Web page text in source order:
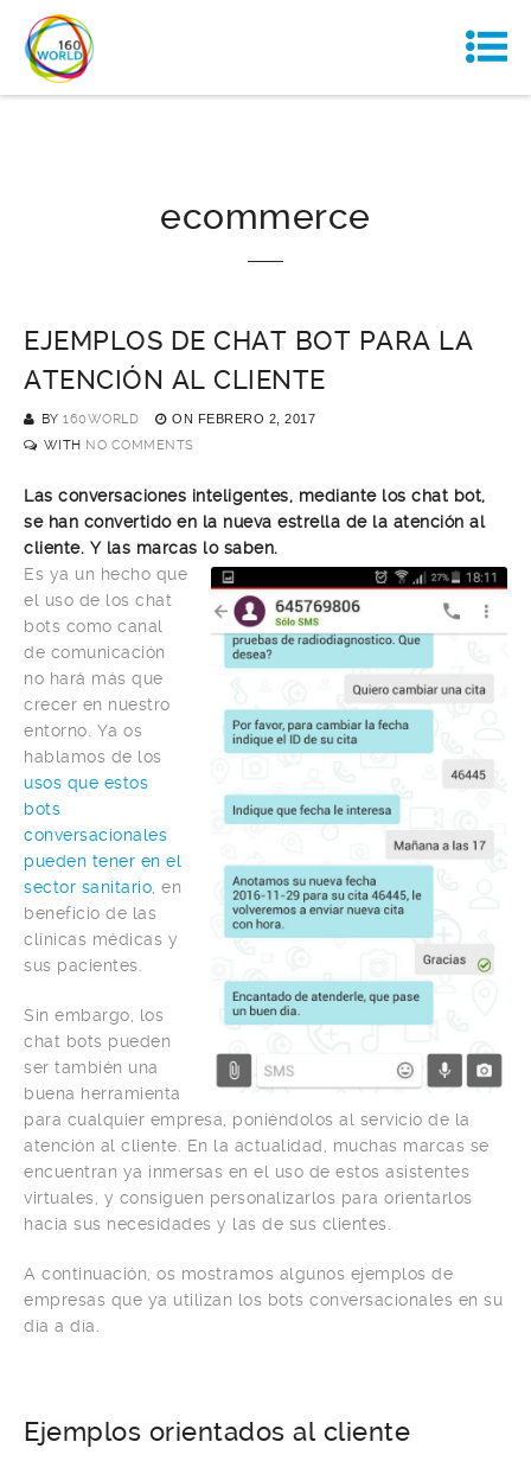
ecommerce
EJEMPLOS DE CHAT BOT PARA LA
ATENCIÓN AL CLIENTE
BY 160WORLD ON FEBRERO 2, 2017
WITH NO COMMENTS
Las conversaciones inteligentes, mediante los chat bot,
se han convertido en la nueva estrella de la atención al
cliente. Y las marcas lo saben.
Es ya un hecho que
el uso de los chat
bots como canal
de comunicación
no hará más que
crecer en nuestro
entorno. Ya os
hablamos de los
usos que estos
bots
conversacionales
pueden tener en el
sector sanitario , en
beneficio de las
clínicas médicas y
sus pacientes.
Sin embargo, los
chat bots pueden
ser también una
buena herramienta
para cualquier empresa, poniéndolos al servicio de la
atención al cliente. En la actualidad, muchas marcas se
encuentran ya inmersas en el uso de estos asistentes
virtuales, y consiguen personalizarlos para orientarlos
hacia sus necesidades y las de sus clientes.
A continuación, os mostramos algunos ejemplos de
empresas que ya utilizan los bots conversacionales en su
día a día.
Ejemplos orientados al cliente